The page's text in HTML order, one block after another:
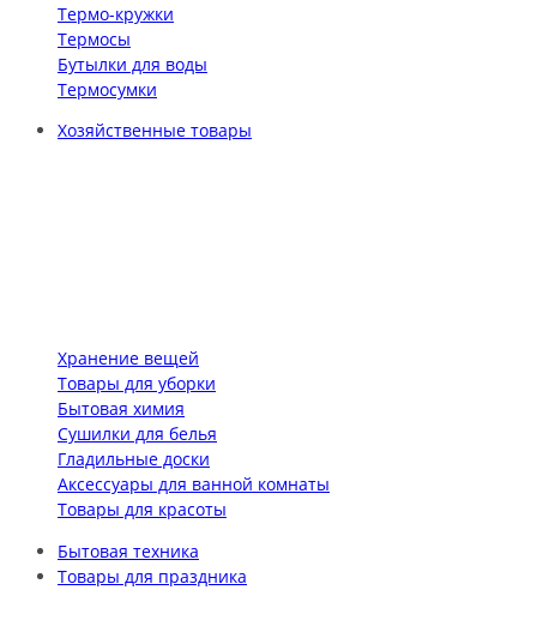
Термо-кружки
Термосы
Бутылки для воды
Термосумки
Хозяйственные товары
Хранение вещей
Товары для уборки
Бытовая химия
Сушилки для белья
Гладильные доски
Аксессуары для ванной комнаты
Товары для красоты
Бытовая техника
Товары для праздника